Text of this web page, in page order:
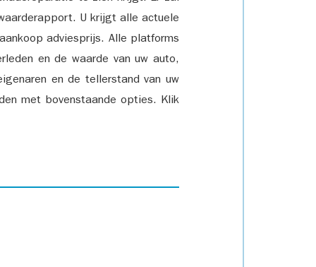
U krijgt alle actuele
adviesprijs. Alle platforms
en de waarde van uw auto,
en de tellerstand van uw
met bovenstaande opties. Klik